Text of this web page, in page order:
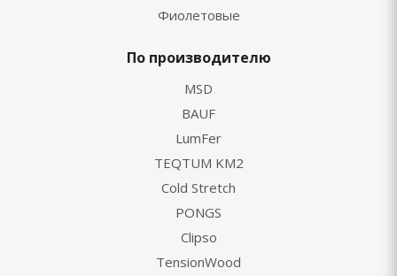
Фиолетовые
По производителю
MSD
BAUF
LumFer
TEQTUM KM2
Cold Stretch
PONGS
Clipso
TensionWood